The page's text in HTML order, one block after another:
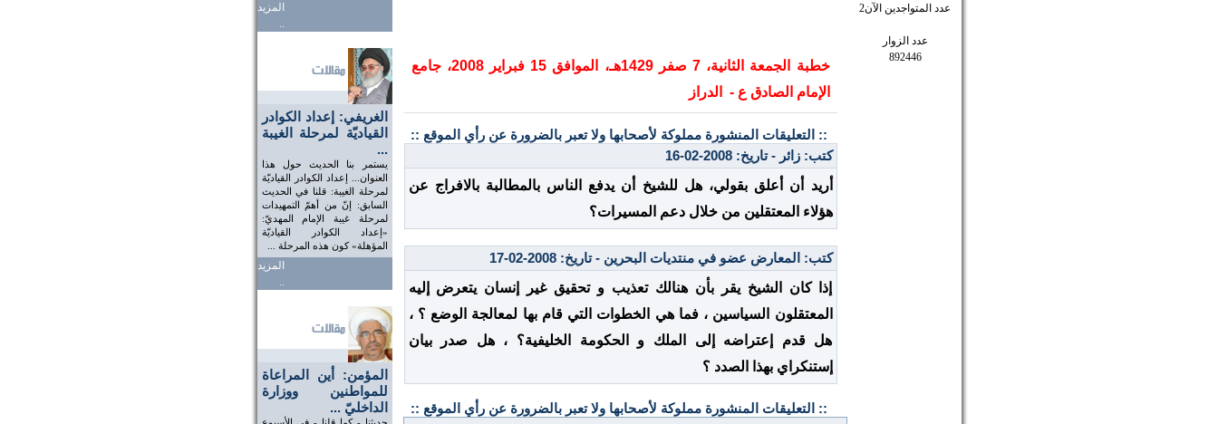
عدد المتواجدين الآن2
عدد الزوار
892446
المزيد
..
الغريفي: إعداد الكوادر
القياديّة لمرحلة الغيبة
...
يستمر بنا الحديث حول هذا
العنوان... إعداد الكوادر القياديّة
لمرحلة الغيبة: قلنا في الحديث
السابق: إنّ من أهمّ التمهيدات
لمرحلة غيبة الإمام المهديّ:
«إعداد الكوادر القياديّة
المؤهلة» كون هذه المرحلة ...
المزيد
..
المؤمن: أين المراعاة
للمواطنين ووزارة
الداخليّ ...
خطبة الجمعة الثانية، 7 صفر 1429هـ، الموافق 15 فبراير 2008، جامع
الإمام الصادق ع - الدراز
:: التعليقات المنشورة مملوكة لأصحابها ولا تعبر بالضرورة عن رأي الموقع ::
كتب: زائر - تاريخ: 2008-02-16
أريد أن أعلق بقولي، هل للشيخ أن يدفع الناس بالمطالبة بالافراج عن
هؤلاء المعتقلين من خلال دعم المسيرات؟
كتب: المعارض عضو في منتديات البحرين - تاريخ: 2008-02-17
إذا كان الشيخ يقر بأن هنالك تعذيب و تحقيق غير إنسان يتعرض إليه
المعتقلون السياسين ، فما هي الخطوات التي قام بها لمعالجة الوضع ؟ ،
هل قدم إعتراضه إلى الملك و الحكومة الخليفية؟ ، هل صدر بيان
إستنكراي بهذا الصدد ؟
:: التعليقات المنشورة مملوكة لأصحابها ولا تعبر بالضرورة عن رأي الموقع ::